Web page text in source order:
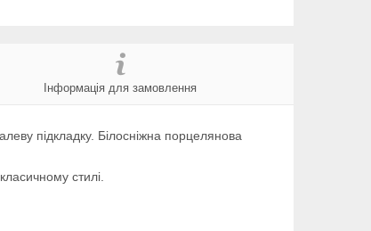
Інформація для замовлення
підкладку. Білосніжна порцелянова
стилі.